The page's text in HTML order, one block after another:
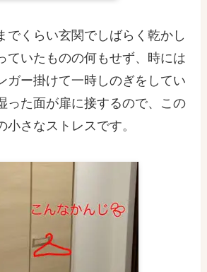
でくらい玄関でしばらく乾かし
ていたものの何もせず、時には
ガー掛けて一時しのぎをしてい
った面が扉に接するので、この
小さなストレスです。